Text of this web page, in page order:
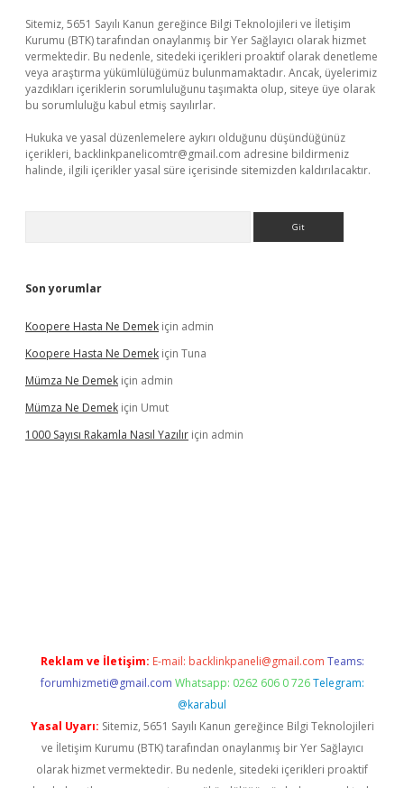
Sitemiz, 5651 Sayılı Kanun gereğince Bilgi Teknolojileri ve İletişim
Kurumu (BTK) tarafından onaylanmış bir Yer Sağlayıcı olarak hizmet
vermektedir. Bu nedenle, sitedeki içerikleri proaktif olarak denetleme
veya araştırma yükümlülüğümüz bulunmamaktadır. Ancak, üyelerimiz
yazdıkları içeriklerin sorumluluğunu taşımakta olup, siteye üye olarak
bu sorumluluğu kabul etmiş sayılırlar.
Hukuka ve yasal düzenlemelere aykırı olduğunu düşündüğünüz
içerikleri, backlinkpanelicomtr@gmail.com adresine bildirmeniz
halinde, ilgili içerikler yasal süre içerisinde sitemizden kaldırılacaktır.
Son yorumlar
Koopere Hasta Ne Demek için admin
Koopere Hasta Ne Demek için Tuna
Mümza Ne Demek için admin
Mümza Ne Demek için Umut
1000 Sayısı Rakamla Nasıl Yazılır için admin
Reklam ve İletişim: E-mail: backlinkpaneli@gmail.com Teams:
forumhizmeti@gmail.com Whatsapp: 0262 606 0 726 Telegram:
@karabul
Yasal Uyarı: Sitemiz, 5651 Sayılı Kanun gereğince Bilgi Teknolojileri
ve İletişim Kurumu (BTK) tarafından onaylanmış bir Yer Sağlayıcı
olarak hizmet vermektedir. Bu nedenle, sitedeki içerikleri proaktif